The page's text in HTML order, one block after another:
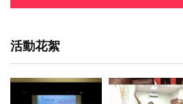
活動花絮